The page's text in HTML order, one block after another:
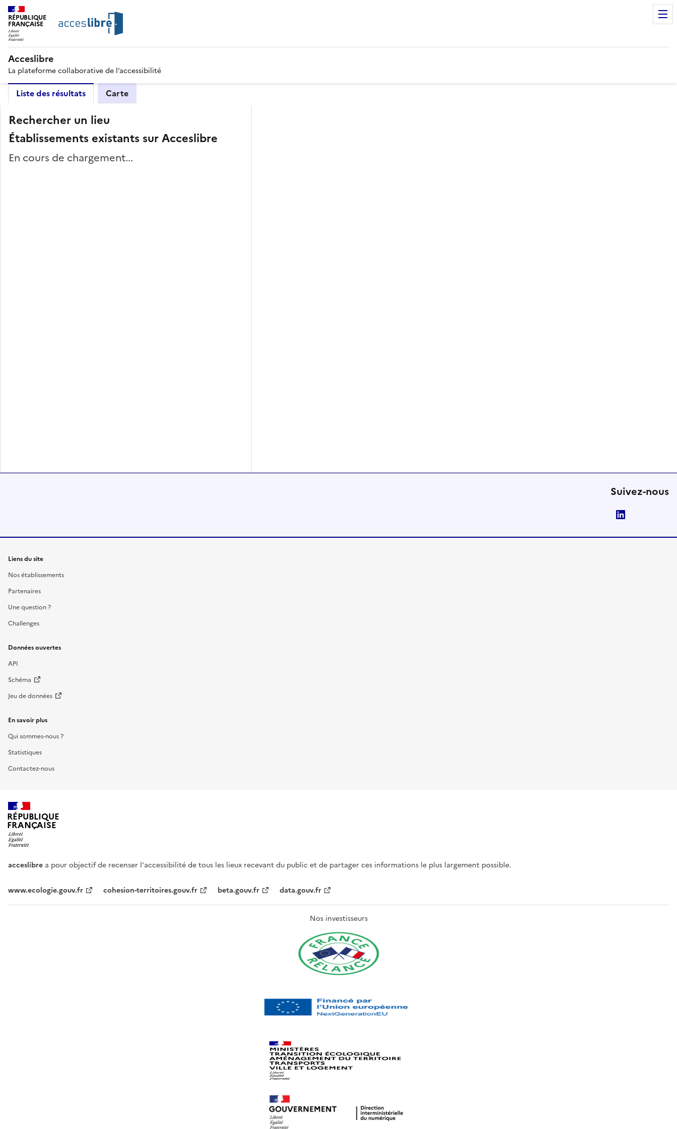
RÉPUBLIQUE
FRANÇAISE
Acceslibre
La plateforme collaborative de l’accessibilité
Liste des résultats Carte
Rechercher un lieu
Établissements existants sur Acceslibre
En cours de chargement...
Suivez-nous
Liens du site
Nos établissements
Partenaires
Une question ?
Challenges
Données ouvertes
API
Schéma
Jeu de données
En savoir plus
Qui sommes-nous ?
Statistiques
Contactez-nous
RÉPUBLIQUE
FRANÇAISE
acceslibre a pour objectif de recenser l'accessibilité de tous les lieux recevant du public et de partager ces informations le plus largement possible.
www.ecologie.gouv.fr cohesion-territoires.gouv.fr beta.gouv.fr data.gouv.fr
Nos investisseurs